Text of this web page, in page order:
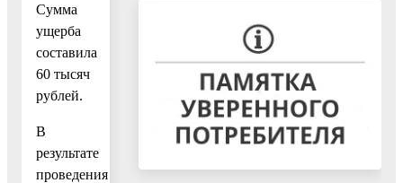
Сумма
ущерба
составила
60 тысяч
рублей.
В
результате
проведения